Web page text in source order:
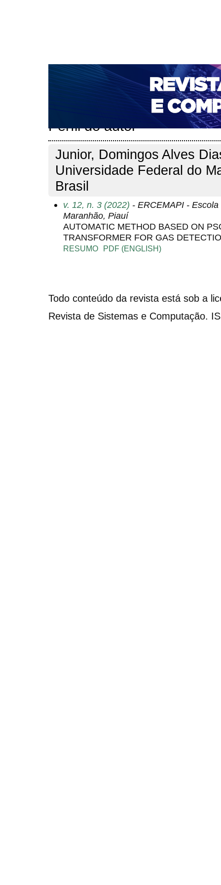
CAPA SOBRE ACESSO CADASTRO
NOTÍCIAS
PORTAL DE REVISTAS DA UNIFACS
PARA AVALIADORES
NOVA SUBMISSÃO
Perfil do autor
Junior, Domingos Alves
Universidade Federal do
Brasil
v. 12, n. 3 (2022) - ERCEMAPI -
Maranhão, Piauí
AUTOMATIC METHOD BASED ON
TRANSFORMER FOR GAS
RESUMO PDF (ENGLISH)
Todo conteúdo da revista está sob a
Revista de Sistemas e Computação.